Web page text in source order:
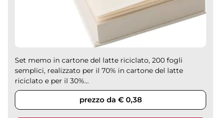
Set memo in cartone del latte riciclato, 200 fogli
semplici, realizzato per il 70% in cartone del latte
riciclato e per il 30%...
prezzo da € 0,38